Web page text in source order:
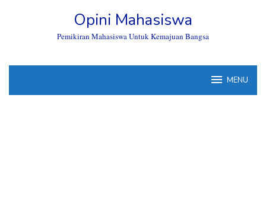
Opini Mahasiswa
Pemikiran Mahasiswa Untuk Kemajuan Bangsa
MENU